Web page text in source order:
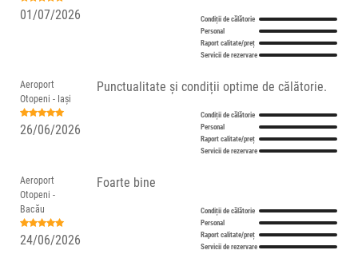
01/07/2026
Condiții de călătorie
Personal
Raport calitate/preț
Servicii de rezervare
Aeroport
Otopeni - Iași
26/06/2026
Punctualitate și condiții optime de călătorie.
Condiții de călătorie
Personal
Raport calitate/preț
Servicii de rezervare
Aeroport
Otopeni -
Bacău
24/06/2026
Foarte bine
Condiții de călătorie
Personal
Raport calitate/preț
Servicii de rezervare